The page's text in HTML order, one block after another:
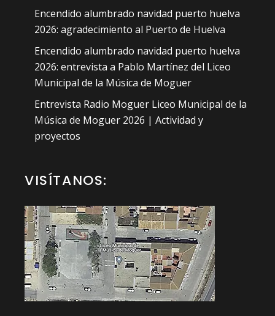
Encendido alumbrado navidad puerto huelva
2026: agradecimiento al Puerto de Huelva
Encendido alumbrado navidad puerto huelva
2026: entrevista a Pablo Martínez del Liceo
Municipal de la Música de Moguer
Entrevista Radio Moguer Liceo Municipal de la
Música de Moguer 2026 | Actividad y
proyectos
VISÍTANOS: